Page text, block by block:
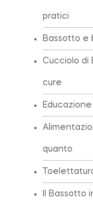
pratici
Bassotto e
Cucciolo di
cure
quanto
Il